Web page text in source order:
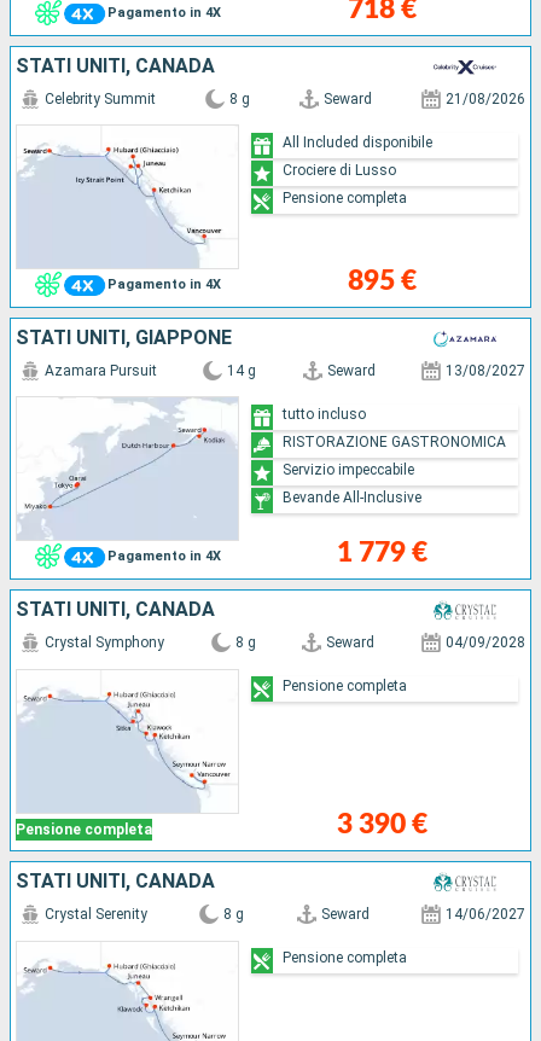
Pagamento in 4X 718 €
STATI UNITI, CANADA
Pagamento in 4X
Celebrity Summit 8 g Seward 21/08/2026
895 €
All Included disponibile
Crociere di Lusso
Pensione completa
STATI UNITI, GIAPPONE
Pagamento in 4X
Azamara Pursuit 14 g Seward 13/08/2027
1 779 €
tutto incluso
RISTORAZIONE GASTRONOMICA
Servizio impeccabile
Bevande All-Inclusive
STATI UNITI, CANADA
Pensione completa
Crystal Symphony 8 g Seward 04/09/2028
3 390 €
Pensione completa
STATI UNITI, CANADA
Crystal Serenity 8 g Seward 14/06/2027
Pensione completa